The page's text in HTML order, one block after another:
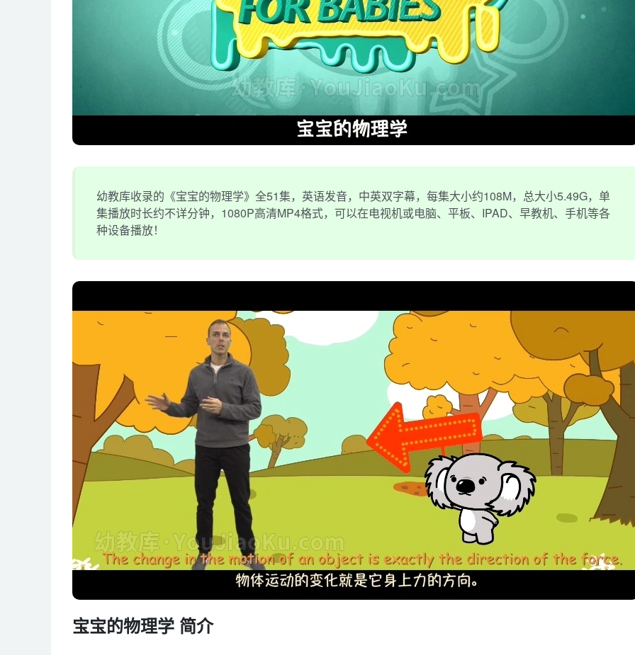
幼教库收录的《宝宝的物理学》全51集，英语发音，中英双字幕，每集大小约108M，总大小5.49G，单
集播放时长约不详分钟，1080P高清MP4格式，可以在电视机或电脑、平板、IPAD、早教机、手机等各
种设备播放！
宝宝的物理学 简介